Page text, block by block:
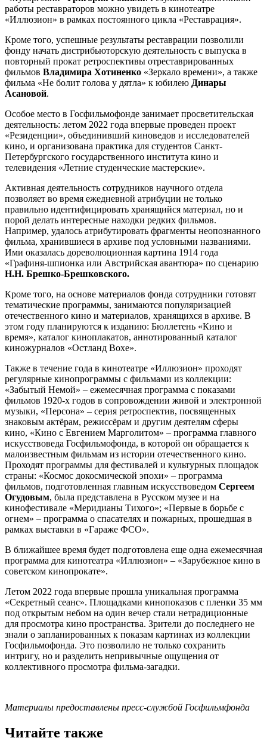
работы реставраторов можно увидеть в кинотеатре
«Иллюзион» в рамках постоянного цикла «Реставрация».
Кроме того, успешные результаты реставрации позволили
фонду начать дистрибьюторскую деятельность с выпуска в
повторный прокат ретроспективы отреставрированных
фильмов Владимира Хотиненко «Зеркало времени», а также
фильма «Не болит голова у дятла» к юбилею Динары
Асановой.
Особое место в Госфильмофонде занимает просветительская
деятельность: летом 2022 года впервые проведен проект
«Резиденции», объединивший киноведов и исследователей
кино, и организована практика для студентов Санкт-
Петербургского государственного института кино и
телевидения «Летние студенческие мастерские».
Активная деятельность сотрудников научного отдела
позволяет во время ежедневной атрибуции не только
правильно идентифицировать хранящийся материал, но и
порой делать интересные находки редких фильмов.
Например, удалось атрибутировать фрагменты неопознанного
фильма, хранившиеся в архиве под условными названиями.
Ими оказалась дореволюционная картина 1914 года
«Графиня-шпионка или Австрийская авантюра» по сценарию
Н.Н. Брешко-Брешковского.
Кроме того, на основе материалов фонда сотрудники готовят
тематические программы, занимаются популяризацией
отечественного кино и материалов, хранящихся в архиве. В
этом году планируются к изданию: Бюллетень «Кино и
время», каталог киноплакатов, аннотированный каталог
киножурналов «Остланд Вохе».
Также в течение года в кинотеатре «Иллюзион» проходят
регулярные кинопрограммы с фильмами из коллекции:
«Забытый Немой» – ежемесячная программа с показами
фильмов 1920-х годов в сопровождении живой и электронной
музыки, «Персона» – серия ретроспектив, посвященных
знаковым актёрам, режиссёрам и другим деятелям сферы
кино, «Кино с Евгением Марголитом» – программа главного
искусствоведа Госфильмофонда, в которой он обращается к
малоизвестным фильмам из истории отечественного кино.
Проходят программы для фестивалей и культурных площадок
страны: «Космос докосмической эпохи» – программа
фильмов, подготовленная главным искусствоведом Сергеем
Огудовым, была представлена в Русском музее и на
кинофестивале «Меридианы Тихого»; «Первые в борьбе с
огнем» – программа о спасателях и пожарных, прошедшая в
рамках выставки в «Гараже ФСО».
В ближайшее время будет подготовлена еще одна ежемесячная
программа для кинотеатра «Иллюзион» – «Зарубежное кино в
советском кинопрокате».
Летом 2022 года впервые прошла уникальная программа
«Секретный сеанс». Площадками кинопоказов с пленки 35 мм
под открытым небом на один вечер стали нетрадиционные
для просмотра кино пространства. Зрители до последнего не
знали о запланированных к показам картинах из коллекции
Госфильмофонда. Это позволило не только сохранить
интригу, но и разделить непривычные ощущения от
коллективного просмотра фильма-загадки.
Материалы предоставлены пресс-службой Госфильмфонда
Читайте также